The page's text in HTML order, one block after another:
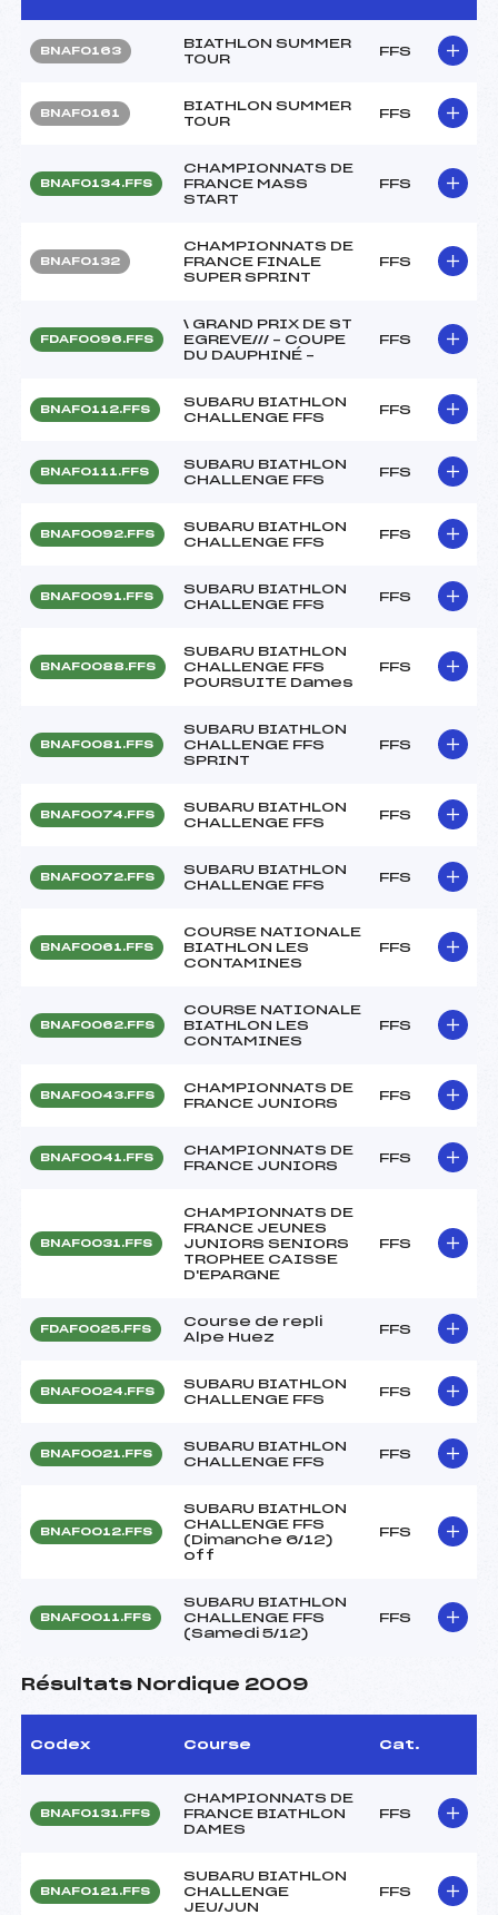
BNAF0163
BIATHLON SUMMER
TOUR
FFS
BNAF0161
BIATHLON SUMMER
TOUR
FFS
BNAF0134.FFS
CHAMPIONNATS DE
FRANCE MASS
START
FFS
BNAF0132
CHAMPIONNATS DE
FRANCE FINALE
SUPER SPRINT
FFS
FDAF0096.FFS
\ GRAND PRIX DE ST
EGREVE/// – COUPE
DU DAUPHINÉ –
FFS
BNAF0112.FFS
SUBARU BIATHLON
CHALLENGE FFS
FFS
BNAF0111.FFS
SUBARU BIATHLON
CHALLENGE FFS
FFS
BNAF0092.FFS
SUBARU BIATHLON
CHALLENGE FFS
FFS
BNAF0091.FFS
SUBARU BIATHLON
CHALLENGE FFS
FFS
BNAF0088.FFS
SUBARU BIATHLON
CHALLENGE FFS
POURSUITE Dames
FFS
BNAF0081.FFS
SUBARU BIATHLON
CHALLENGE FFS
SPRINT
FFS
BNAF0074.FFS
SUBARU BIATHLON
CHALLENGE FFS
FFS
BNAF0072.FFS
SUBARU BIATHLON
CHALLENGE FFS
FFS
BNAF0061.FFS
COURSE NATIONALE
BIATHLON LES
CONTAMINES
FFS
BNAF0062.FFS
COURSE NATIONALE
BIATHLON LES
CONTAMINES
FFS
BNAF0043.FFS
CHAMPIONNATS DE
FRANCE JUNIORS
FFS
BNAF0041.FFS
CHAMPIONNATS DE
FRANCE JUNIORS
FFS
BNAF0031.FFS
CHAMPIONNATS DE
FRANCE JEUNES
JUNIORS SENIORS
TROPHEE CAISSE
D'EPARGNE
FFS
FDAF0025.FFS
Course de repli
Alpe Huez
FFS
BNAF0024.FFS
SUBARU BIATHLON
CHALLENGE FFS
FFS
BNAF0021.FFS
SUBARU BIATHLON
CHALLENGE FFS
FFS
BNAF0012.FFS
SUBARU BIATHLON
CHALLENGE FFS
(Dimanche 6/12)
off
FFS
BNAF0011.FFS
SUBARU BIATHLON
CHALLENGE FFS
(Samedi 5/12)
FFS
Résultats Nordique 2009
Codex Course Cat.
BNAF0131.FFS
CHAMPIONNATS DE
FRANCE BIATHLON
DAMES
FFS
BNAF0121.FFS
SUBARU BIATHLON
CHALLENGE
JEU/JUN
FFS